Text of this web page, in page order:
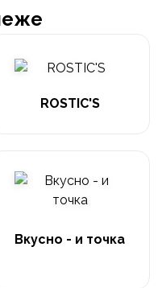
ROSTIC'S
Вкусно - и точка